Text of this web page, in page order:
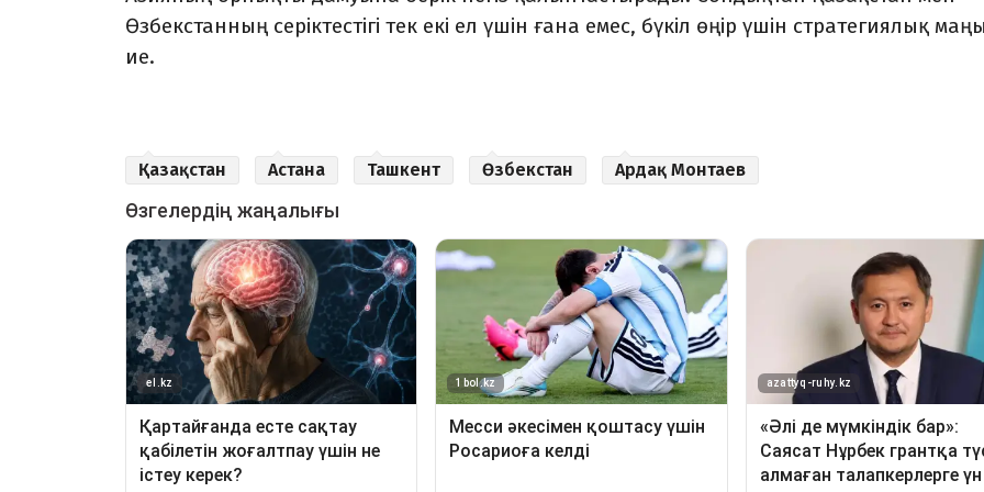
Өзбекстанның серіктестігі тек екі ел үшін ғана емес, бүкіл өңір үшін стратегиялық
ие.
Қазақстан Астана Ташкент Өзбекстан Ардақ Монтаев